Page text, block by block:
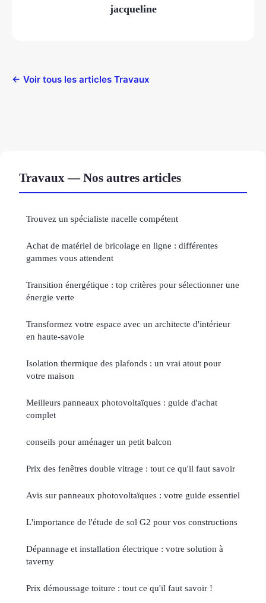
jacqueline
← Voir tous les articles Travaux
Travaux — Nos autres articles
Trouvez un spécialiste nacelle compétent
Achat de matériel de bricolage en ligne : différentes
gammes vous attendent
Transition énergétique : top critères pour sélectionner une
énergie verte
Transformez votre espace avec un architecte d'intérieur
en haute-savoie
Isolation thermique des plafonds : un vrai atout pour
votre maison
Meilleurs panneaux photovoltaïques : guide d'achat
complet
conseils pour aménager un petit balcon
Prix des fenêtres double vitrage : tout ce qu'il faut savoir
Avis sur panneaux photovoltaïques : votre guide essentiel
L'importance de l'étude de sol G2 pour vos constructions
Dépannage et installation électrique : votre solution à
taverny
Prix démoussage toiture : tout ce qu'il faut savoir !